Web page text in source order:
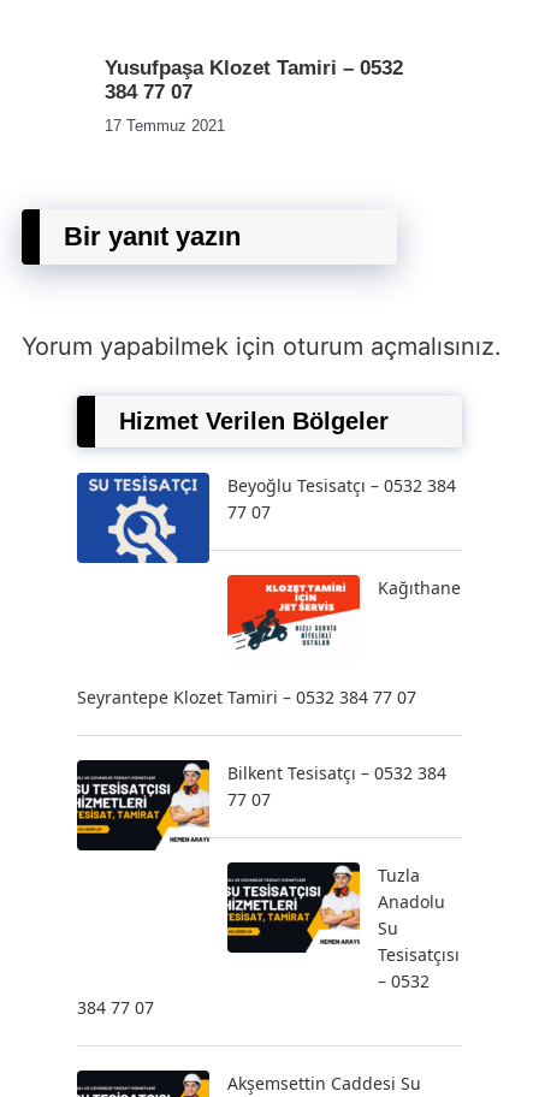
Yusufpaşa Klozet Tamiri – 0532
384 77 07
17 Temmuz 2021
Bir yanıt yazın
Yorum yapabilmek için oturum açmalısınız.
Hizmet Verilen Bölgeler
Beyoğlu Tesisatçı – 0532 384
77 07
Kağıthane
Seyrantepe Klozet Tamiri – 0532 384 77 07
Bilkent Tesisatçı – 0532 384
77 07
Tuzla
Anadolu
Su
Tesisatçısı
– 0532
384 77 07
Akşemsettin Caddesi Su